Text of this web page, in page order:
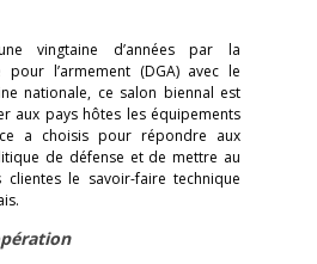
vingtaine d’années par la
pour l’armement (DGA) avec le
nationale, ce salon biennal est
aux pays hôtes les équipements
a choisis pour répondre aux
de défense et de mettre au
clientes le savoir-faire technique